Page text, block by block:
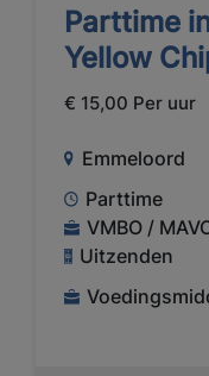
Parttime
Yellow
€ 15,00 Per uur
Emmeloord
Parttime
VMBO /
Uitzenden